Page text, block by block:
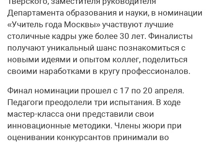
Департамента образования и науки, в номинации
«Учитель года Москвы» участвуют лучшие
столичные кадры уже более 30 лет. Финалисты
получают уникальный шанс познакомиться с
новыми идеями и опытом коллег, поделиться
своими наработками в кругу профессионалов.
Финал номинации прошел с 17 по 20 апреля.
Педагоги преодолели три испытания. В ходе
мастер-класса они представили свои
инновационные методики. Члены жюри при
оценивании конкурсантов принимали во